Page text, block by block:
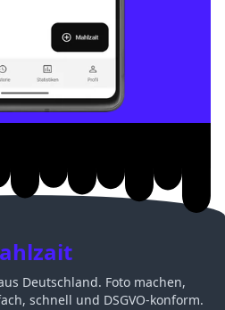
Deutschland. Foto machen,
schnell und DSGVO-konform.